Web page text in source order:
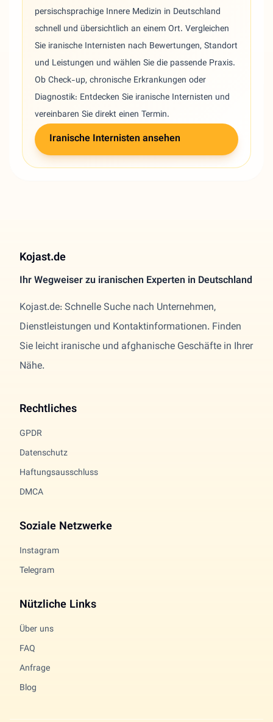
persischsprachige Innere Medizin in Deutschland
schnell und übersichtlich an einem Ort. Vergleichen
Sie iranische Internisten nach Bewertungen, Standort
und Leistungen und wählen Sie die passende Praxis.
Ob Check-up, chronische Erkrankungen oder
Diagnostik: Entdecken Sie iranische Internisten und
vereinbaren Sie direkt einen Termin.
Iranische Internisten ansehen
Kojast.de
Ihr Wegweiser zu iranischen Experten in Deutschland
Kojast.de: Schnelle Suche nach Unternehmen,
Dienstleistungen und Kontaktinformationen. Finden
Sie leicht iranische und afghanische Geschäfte in Ihrer
Nähe.
Rechtliches
GPDR
Datenschutz
Haftungsausschluss
DMCA
Soziale Netzwerke
Instagram
Telegram
Nützliche Links
Über uns
FAQ
Anfrage
Blog